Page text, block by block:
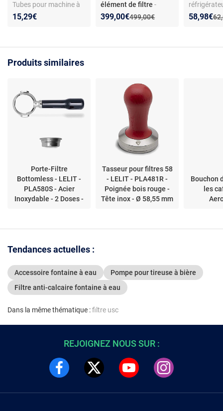
Tubes pour machine à
bière BeerTender -
15,29€
élément de filtre-
Purificateur d'eau par
Ancien prix :
499,00€
Nouveau prix :
399,00€
Réduction de :
- Charbon
Nouveau
58,98€
Produits similaires
Porte-Filtre
Bottomless - LELIT -
PLA580S - Acier
Inoxydable - 2 Doses -
Tasseur pour filtres 58
- LELIT - PLA481R -
Poignée bois rouge -
Tête inox - Ø 58,55 mm
Bouchon
les
Tendances actuelles :
Accessoire fontaine à eau
Pompe pour tireuse à bière
Filtre anti-calcaire fontaine à eau
Dans la même thématique :filtre usc
REJOIGNEZ NOUS SUR :